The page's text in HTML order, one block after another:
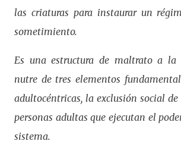
las criaturas para instaurar un
sometimiento.
Es una estructura de maltrato a la
nutre de tres elementos
adultocéntricas, la exclusión social
personas adultas que ejecutan el
sistema.